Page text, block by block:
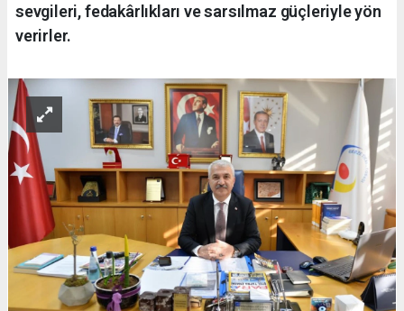
sevgileri, fedakârlıkları ve sarsılmaz güçleriyle yön
verirler.